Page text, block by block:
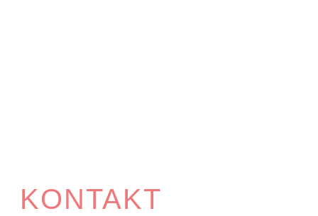
KONTAKT